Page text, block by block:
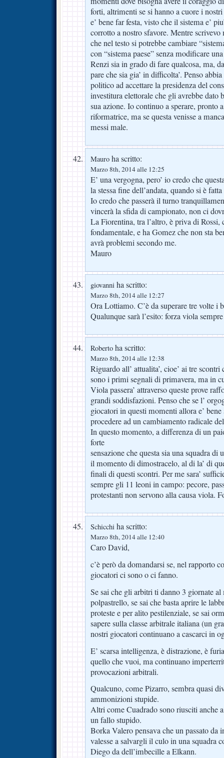
forti, altrimenti se si hanno a cuore i
e’ bene far festa, visto che il sistema e’
corrotto a nostro sfavore. Mentre scrivevo
che nel testo si potrebbe cambiare
con “sistema paese” senza modificare
Renzi sia in grado di fare qualcosa, ma,
pare che sia gia’ in difficolta’. Penso
politico ad accettare la presidenza del
investitura elettorale che gli avrebbe dato
sua azione. Io continuo a sperare, pronto
riformatrice, ma se questa venisse a
messi male.
Mauro ha scritto:
Marzo 8th, 2014 alle 12:25
E’ una vergogna, pero’ io credo che
la stessa fine dell’andata, quando si è
Io credo che passerà il turno
vincerà la sfida di campionato, non ci
La Fiorentina, tra l’altro, è priva di Rossi,
fondamentale, e ha Gomez che non sta
avrà problemi secondo me.
Mauro
giovanni ha scritto:
Marzo 8th, 2014 alle 12:27
Ora Lottiamo. C’è da superare tre volte i
Qualunque sarà l’esito: forza viola
Roberto ha scritto:
Marzo 8th, 2014 alle 12:38
Riguardo all’ attualita’, cioe’ ai tre
sono i primi segnali di primavera, ma in
Viola passera’ attraverso queste prove
grandi soddisfazioni. Penso che se l’
giocatori in questi momenti allora e’
procedere ad un cambiamento radicale
In questo momento, a differenza di un
forte
sensazione che questa sia una squadra di
il momento di dimostracelo, al di la’ di
finali di questi scontri. Per me sara’
sempre gli 11 leoni in campo: pecore,
protestanti non servono alla causa viola.
Schicchi ha scritto:
Marzo 8th, 2014 alle 12:40
Caro David,
c’è però da domandarsi se, nel rapporto
giocatori ci sono o ci fanno.
Se sai che gli arbitri ti danno 3 giornate
polpastrello, se sai che basta aprire le
proteste e per alito pestilenziale, se sai
sapere sulla classe arbitrale italiana (un
nostri giocatori continuano a cascarci in
E’ scarsa intelligenza, è distrazione, è
quello che vuoi, ma continuano
provocazioni arbitrali.
Qualcuno, come Pizarro, sembra quasi
ammonizioni stupide.
Altri come Cuadrado sono riusciti anche
un fallo stupido.
Borka Valero pensava che un passato da
valesse a salvargli il culo in una squadra
Diego da dell’imbecille a Elkann.